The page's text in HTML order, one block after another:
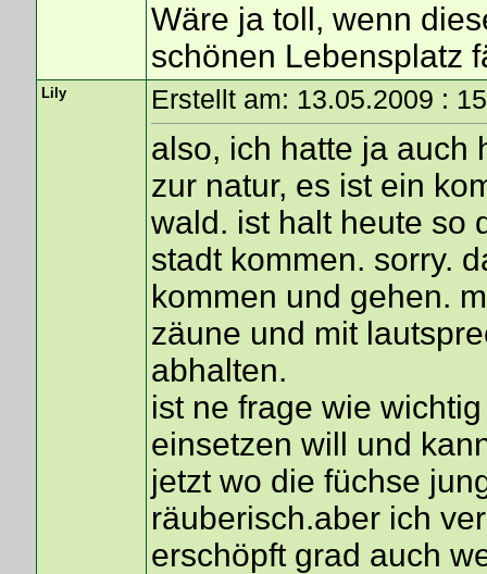
Wäre ja toll, wenn
schönen Lebensplatz
Lily Erstellt am: 13.05.2009 :
also, ich hatte ja auch
zur natur, es ist ein
wald. ist halt heute so
stadt kommen. sorry.
kommen und gehen.
zäune und mit
abhalten.
ist ne frage wie
einsetzen will und
jetzt wo die füchse
räuberisch.aber ich
erschöpft grad auch